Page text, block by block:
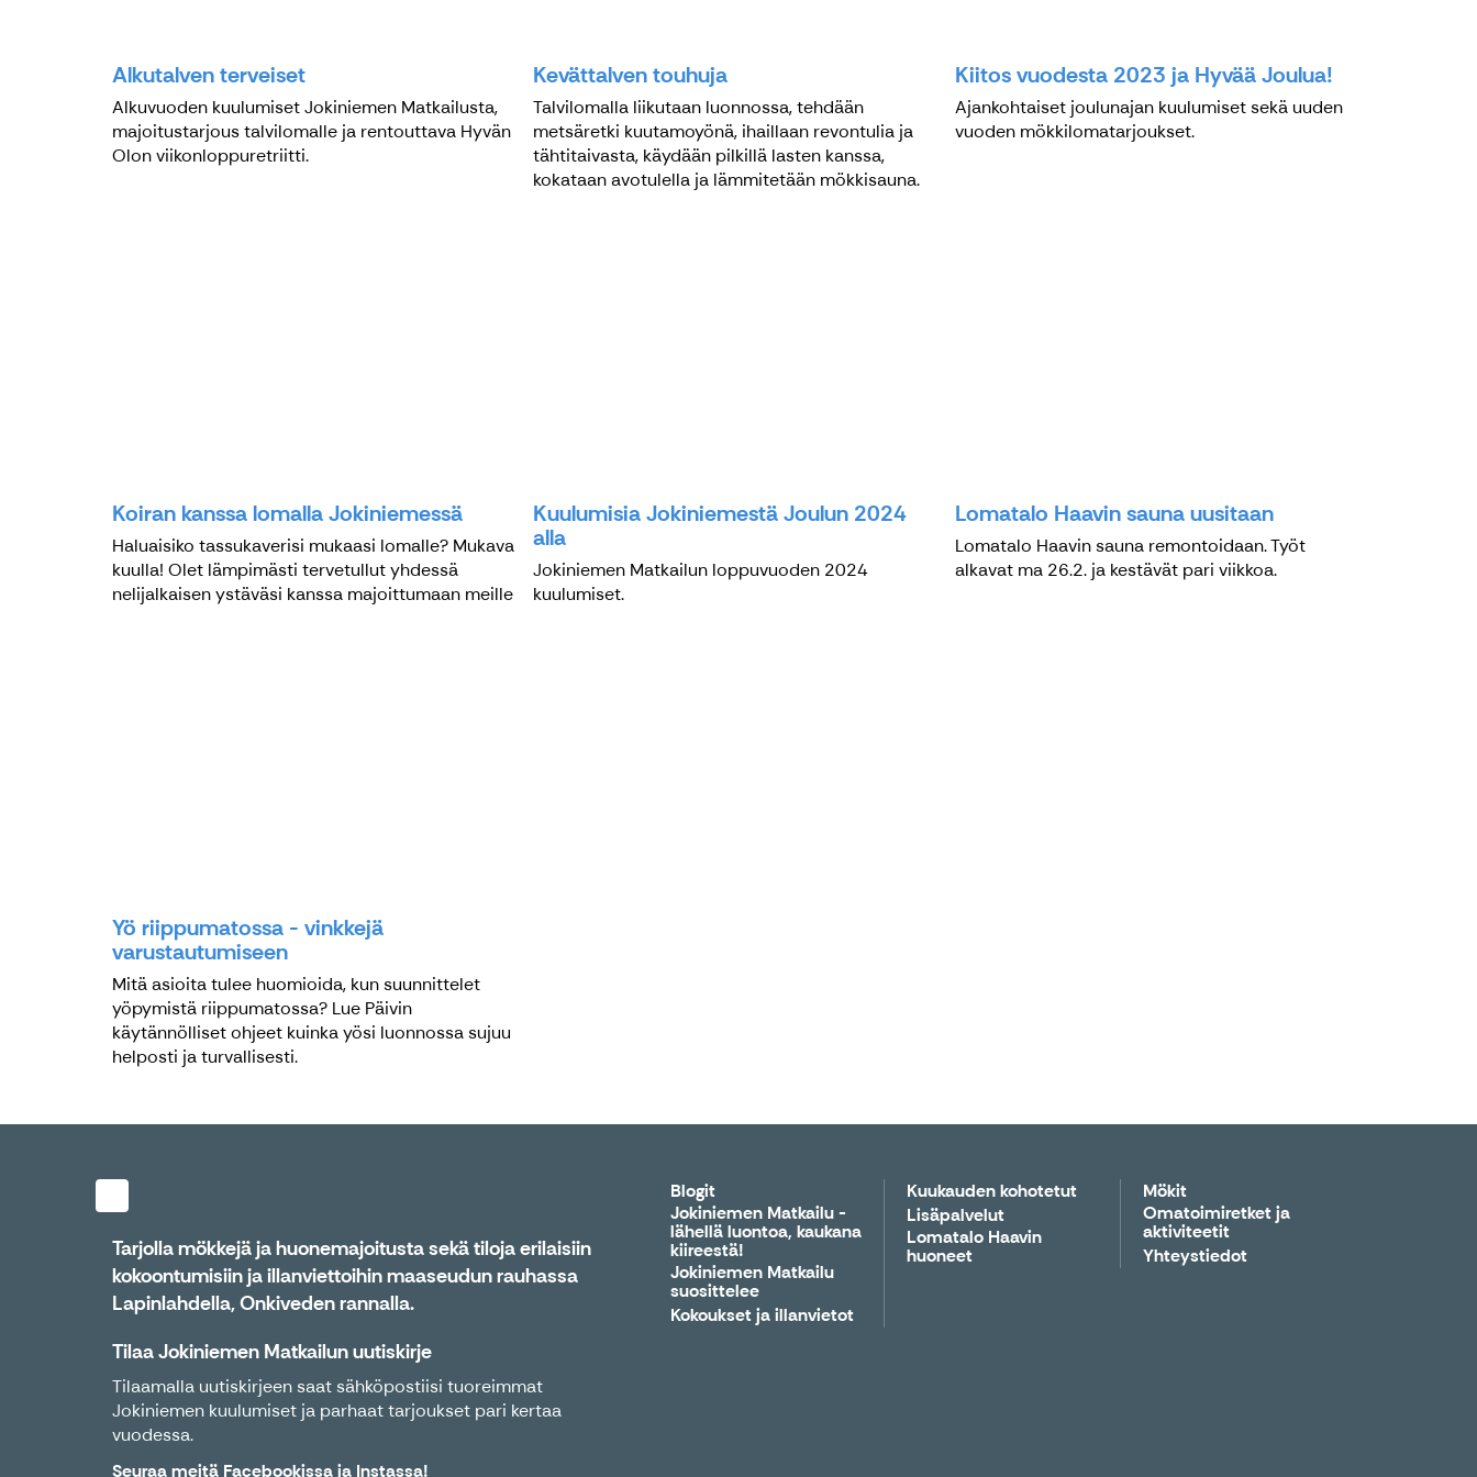
Alkutalven terveiset
Alkuvuoden kuulumiset Jokiniemen Matkailusta,
majoitustarjous talvilomalle ja rentouttava Hyvän
Olon viikonloppuretriitti.
Kevättalven touhuja
Talvilomalla liikutaan luonnossa, tehdään
metsäretki kuutamoyönä, ihaillaan revontulia ja
tähtitaivasta, käydään pilkillä lasten kanssa,
kokataan avotulella ja lämmitetään mökkisauna.
Kiitos vuodesta 2023 ja Hyvää Joulua!
Ajankohtaiset joulunajan kuulumiset sekä uuden
vuoden mökkilomatarjoukset.
Koiran kanssa lomalla Jokiniemessä
Haluaisiko tassukaverisi mukaasi lomalle? Mukava
kuulla! Olet lämpimästi tervetullut yhdessä
nelijalkaisen ystäväsi kanssa majoittumaan meille
Kuulumisia Jokiniemestä Joulun 2024
alla
Jokiniemen Matkailun loppuvuoden 2024
kuulumiset.
Lomatalo Haavin sauna uusitaan
Lomatalo Haavin sauna remontoidaan. Työt
alkavat ma 26.2. ja kestävät pari viikkoa.
Yö riippumatossa - vinkkejä
varustautumiseen
Mitä asioita tulee huomioida, kun suunnittelet
yöpymistä riippumatossa? Lue Päivin
käytännölliset ohjeet kuinka yösi luonnossa sujuu
helposti ja turvallisesti.
Tarjolla mökkejä ja huonemajoitusta sekä tiloja erilaisiin
kokoontumisiin ja illanviettoihin maaseudun rauhassa
Lapinlahdella, Onkiveden rannalla.
Tilaa Jokiniemen Matkailun uutiskirje
Tilaamalla uutiskirjeen saat sähköpostiisi tuoreimmat
Jokiniemen kuulumiset ja parhaat tarjoukset pari kertaa
vuodessa.
Seuraa meitä Facebookissaja Instassa!
Blogit
Jokiniemen Matkailu -
lähellä luontoa, kaukana
kiireestä!
Jokiniemen Matkailu
suosittelee
Kokoukset ja illanvietot
Kuukauden kohotetut
Lisäpalvelut
Lomatalo Haavin
huoneet
Mökit
Omatoimiretket ja
aktiviteetit
Yhteystiedot